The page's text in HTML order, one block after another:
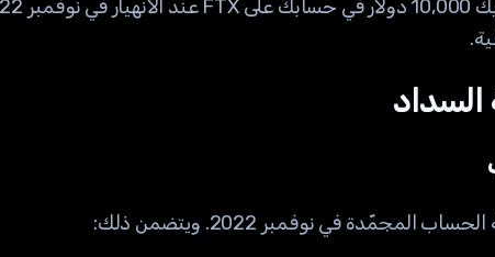
في نوفمبر 2022. ويتضمن ذلك: